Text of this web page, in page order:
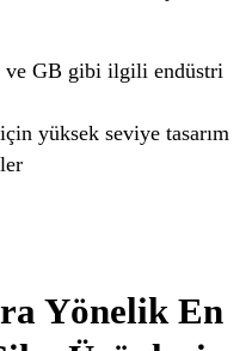
GB gibi ilgili endüstri
için yüksek seviye tasarım
Yönelik En